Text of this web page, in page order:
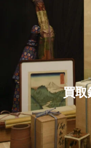
買